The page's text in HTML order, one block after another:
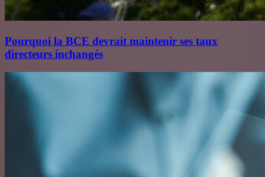
Pourquoi la BCE devrait maintenir ses taux
directeurs inchangés